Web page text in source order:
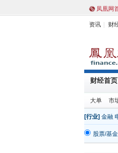
凤凰网
资讯 财
财经首页
大单 市
[行业] 金融
股票/基金